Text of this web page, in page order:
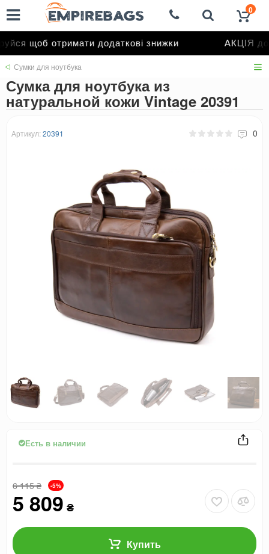
щоб отримати додаткові знижки АКЦІЯ до
0
Сумки для ноутбука
Сумка для ноутбука из
натуральной кожи Vintage 20391
Артикул: 20391 0
Есть в наличии
6 115₴ -5%
5 809 ₴
Купить